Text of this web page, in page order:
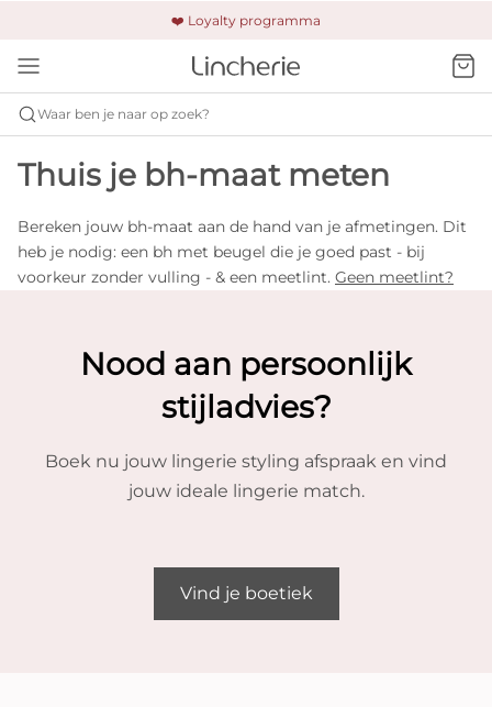
❤️ Loyalty programma
🚚 Gratis verzending & retour
🔒 Altijd veilig betalen
Waar ben je naar op zoek?
Thuis je bh-maat meten
Bereken jouw bh-maat aan de hand van je afmetingen. Dit
heb je nodig: een bh met beugel die je goed past - bij
voorkeur zonder vulling - & een meetlint. Geen meetlint?
Nood aan persoonlijk
stijladvies?
Boek nu jouw lingerie styling afspraak en vind
jouw ideale lingerie match.
Vind je boetiek